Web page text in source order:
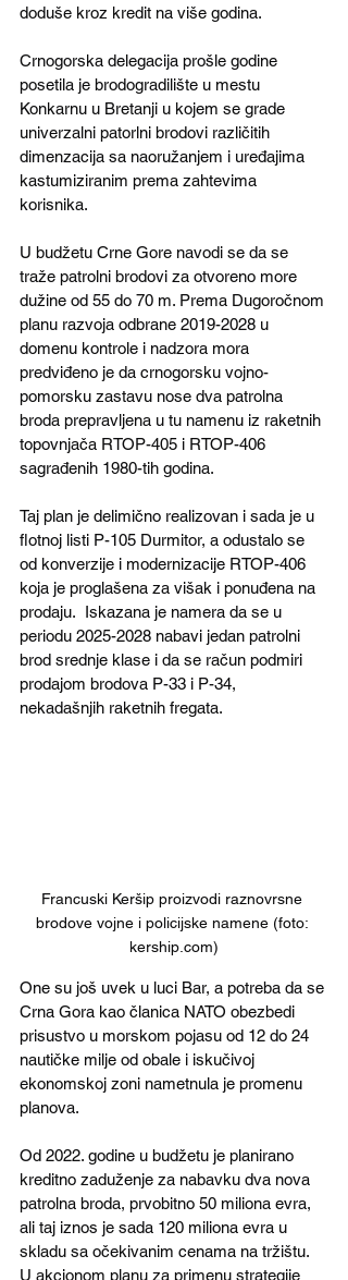
doduše kroz kredit na više godina.
Crnogorska delegacija prošle godine
posetila je brodogradilište u mestu
Konkarnu u Bretanji u kojem se grade
univerzalni patorlni brodovi različitih
dimenzacija sa naoružanjem i uređajima
kastumiziranim prema zahtevima
korisnika.
U budžetu Crne Gore navodi se da se
traže patrolni brodovi za otvoreno more
dužine od 55 do 70 m. Prema Dugoročnom
planu razvoja odbrane 2019-2028 u
domenu kontrole i nadzora mora
predviđeno je da crnogorsku vojno-
pomorsku zastavu nose dva patrolna
broda prepravljena u tu namenu iz raketnih
topovnjača RTOP-405 i RTOP-406
sagrađenih 1980-tih godina.
Taj plan je delimično realizovan i sada je u
flotnoj listi P-105 Durmitor, a odustalo se
od konverzije i modernizacije RTOP-406
koja je proglašena za višak i ponuđena na
prodaju.  Iskazana je namera da se u
periodu 2025-2028 nabavi jedan patrolni
brod srednje klase i da se račun podmiri
prodajom brodova P-33 i P-34,
nekadašnjih raketnih fregata.
Francuski Keršip proizvodi raznovrsne
brodove vojne i policijske namene (foto:
kership.com)
One su još uvek u luci Bar, a potreba da se
Crna Gora kao članica NATO obezbedi
prisustvo u morskom pojasu od 12 do 24
nautičke milje od obale i iskučivoj
ekonomskoj zoni nametnula je promenu
planova.
Od 2022. godine u budžetu je planirano
kreditno zaduženje za nabavku dva nova
patrolna broda, prvobitno 50 miliona evra,
ali taj iznos je sada 120 miliona evra u
skladu sa očekivanim cenama na tržištu.
U akcionom planu za primenu strategije